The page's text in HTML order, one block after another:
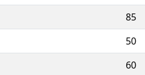
85
50
60